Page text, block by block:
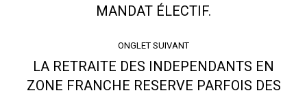
précédent
MANDAT ÉLECTIF.
ONGLET SUIVANT
Onglet
LA RETRAITE DES INDEPENDANTS EN
ZONE FRANCHE RESERVE PARFOIS DES